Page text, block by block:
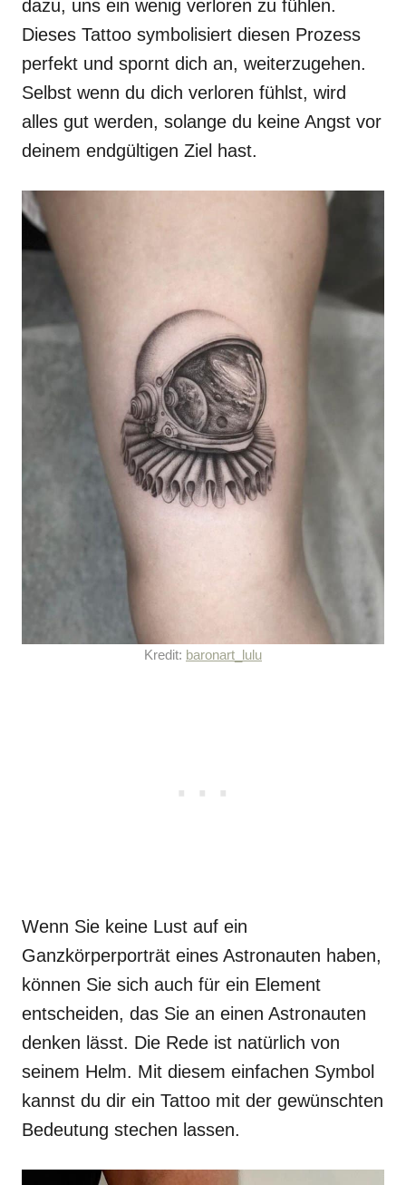
dazu, uns ein wenig verloren zu fühlen.
Dieses Tattoo symbolisiert diesen Prozess
perfekt und spornt dich an, weiterzugehen.
Selbst wenn du dich verloren fühlst, wird
alles gut werden, solange du keine Angst vor
deinem endgültigen Ziel hast.
Kredit: baronart_lulu
Wenn Sie keine Lust auf ein
Ganzkörperporträt eines Astronauten haben,
können Sie sich auch für ein Element
entscheiden, das Sie an einen Astronauten
denken lässt. Die Rede ist natürlich von
seinem Helm. Mit diesem einfachen Symbol
kannst du dir ein Tattoo mit der gewünschten
Bedeutung stechen lassen.